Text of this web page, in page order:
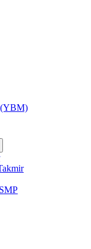
(YBM)